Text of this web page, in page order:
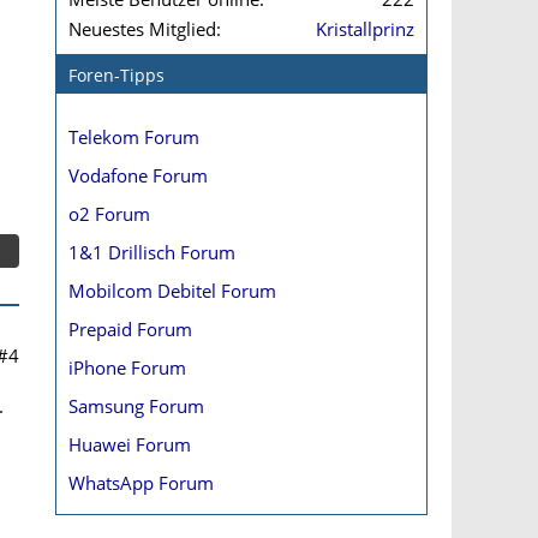
Neuestes Mitglied
Kristallprinz
Foren-Tipps
Telekom Forum
Vodafone Forum
o2 Forum
1&1 Drillisch Forum
Mobilcom Debitel Forum
Prepaid Forum
iPhone Forum
Samsung Forum
Huawei Forum
WhatsApp Forum